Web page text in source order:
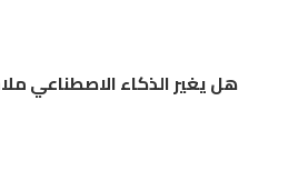
هل يغير الذكاء الاصطناعي ملامح